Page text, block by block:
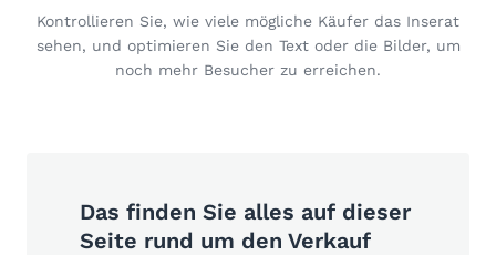
Kontrollieren Sie, wie viele mögliche Käufer das Inserat
sehen, und optimieren Sie den Text oder die Bilder, um
noch mehr Besucher zu erreichen.
Das finden Sie alles auf dieser
Seite rund um den Verkauf